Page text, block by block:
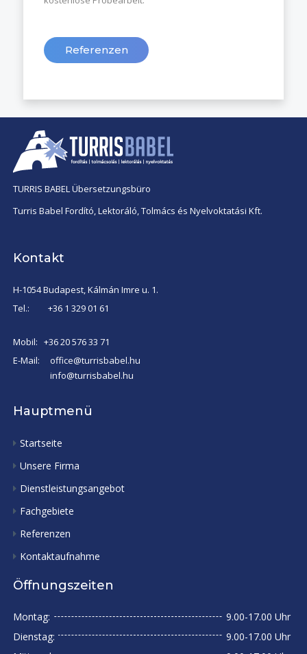
Referenzen
TURRIS BABEL Übersetzungsbüro
Turris Babel Fordító, Lektoráló, Tolmács és Nyelvoktatási Kft.
Kontakt
H-1054 Budapest, Kálmán Imre u. 1.
Tel.:
+36 1 329 01 61
Mobil: +36 20 576 33 71
E-Mail:
office@turrisbabel.hu
info@turrisbabel.hu
Hauptmenü
Startseite
Unsere Firma
Dienstleistungsangebot
Fachgebiete
Referenzen
Kontaktaufnahme
Öffnungszeiten
Montag:
9.00-17.00 Uhr
Dienstag:
9.00-17.00 Uhr